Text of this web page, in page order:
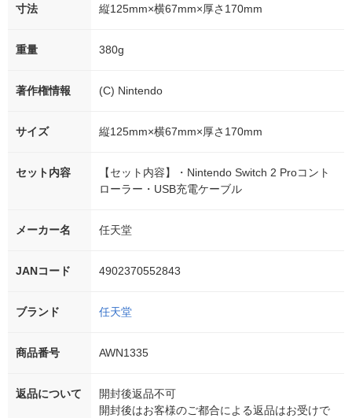
寸法 縦125mm×横67mm×厚さ170mm
重量 380g
著作権情報 (C) Nintendo
サイズ 縦125mm×横67mm×厚さ170mm
セット内容
【セット内容】・Nintendo Switch 2 Proコント
ローラー・USB充電ケーブル
メーカー名 任天堂
JANコード 4902370552843
ブランド 任天堂
商品番号 AWN1335
返品について
開封後返品不可
開封後はお客様のご都合による返品はお受けで